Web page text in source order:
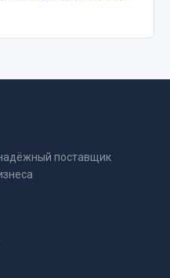
поставщик